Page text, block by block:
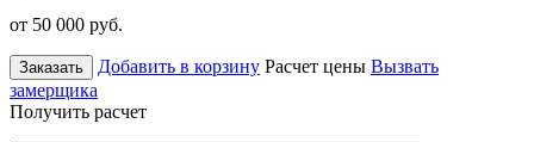
от 50 000 руб.
Заказать Добавить в корзину Расчет цены Вызвать
замерщика
Получить расчет